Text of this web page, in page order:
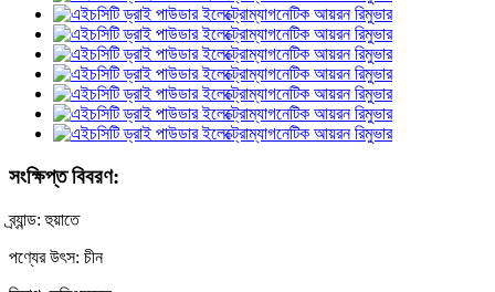
সংক্ষিপ্ত বিবরণ:
ব্র্যান্ড: হুয়াতে
পণ্যের উৎস: চীন